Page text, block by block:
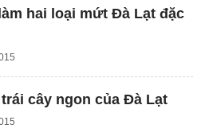
hai loại mứt Đà Lạt đặc
cây ngon của Đà Lạt